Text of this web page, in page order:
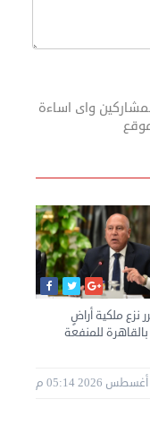
واى اساءة
نزع ملكية أراضٍ
للمنفعة